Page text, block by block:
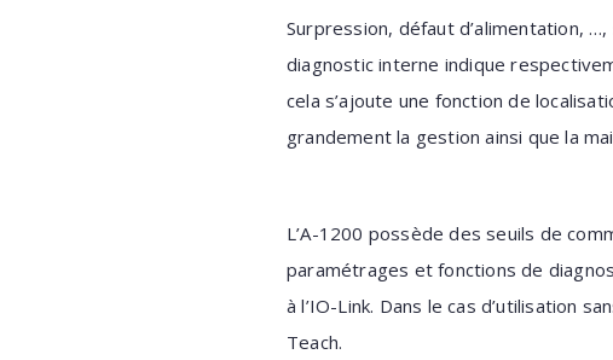
Surpression, défaut d’alimentation,
diagnostic interne indique
cela s’ajoute une fonction de
grandement la gestion ainsi que la
L’A-1200 possède des seuils de
paramétrages et fonctions de
à l’IO-Link. Dans le cas d’utilisation
Teach.